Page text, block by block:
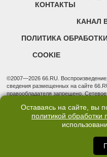
КОНТАКТЫ
КАНАЛ В
ПОЛИТИКА
COOKIE
©2007—2026 66.RU.
сведения размещенных на сайте
правообладателя запрещено.
надзору в сфере связи,
(Роскомнадзор). Регистрационный
Учредитель: Общество с
3, оф. 7015 Фактический адрес
обл., г. Екатеринбург, ул. Бориса
info@news.66.ru Главный редактор:
Оставаясь на сайте, вы
политикой